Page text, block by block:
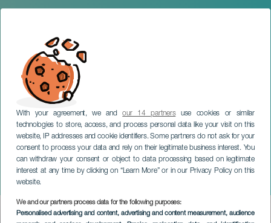
With your agreement, we andour 14 partnersuse cookies or similar
technologies to store, access, and process personal data like your visit on this
website, IP addresses and cookie identifiers. Some partners do not ask for your
consent to process your data and rely on their legitimate business interest. You
can withdraw your consent or object to data processing based on legitimate
interest at any time by clicking on “Learn More” or in our Privacy Policy on this
website.
We and our partners process data for the following purposes:
Personalised advertising and content, advertising and content measurement, audience
HeroVulcan
EL HIERRO
Imagen